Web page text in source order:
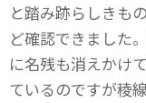
と踏み跡らしきも
ど確認できました
に名残も消えかけ
ているのですが稜